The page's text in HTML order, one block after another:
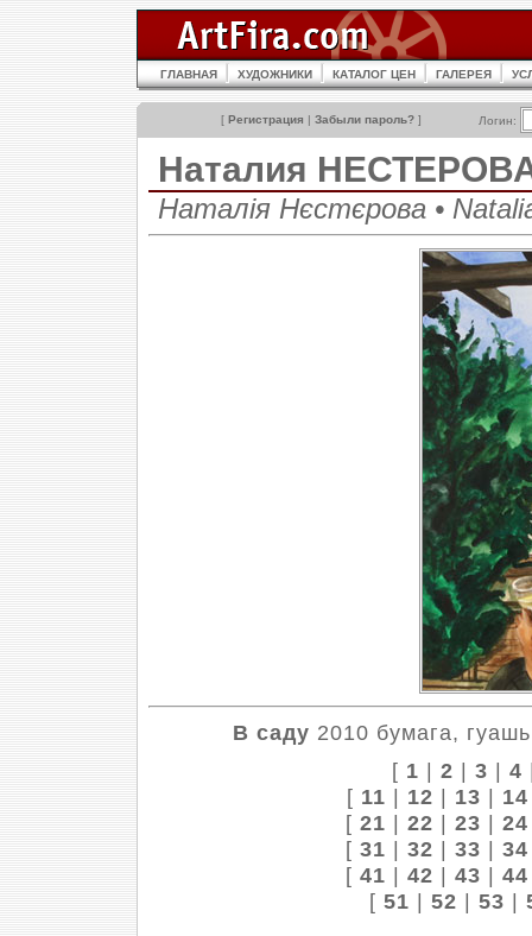
ГЛАВНАЯ ХУДОЖНИКИ КАТАЛОГ ЦЕН ГАЛЕРЕЯ
[ Регистрация | Забыли пароль? ] Логин:
Наталия
Наталія Нєстєрова •
В саду 2010 бумага,
[ 1 | 2 | 3 | 4
[ 11 | 12 | 13 | 14
[ 21 | 22 | 23 | 24
[ 31 | 32 | 33 | 34
[ 41 | 42 | 43 | 44
[ 51 | 52 | 53 |